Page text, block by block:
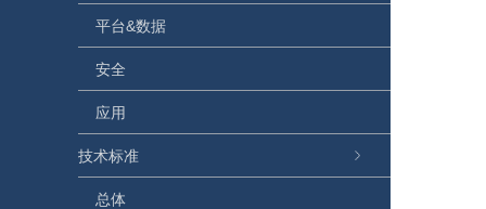
平台&数据
安全
应用
技术标准
总体